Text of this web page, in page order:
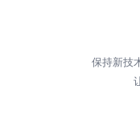
保持新技